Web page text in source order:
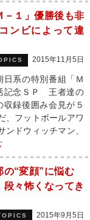
－１」優勝後も非
ンビによって違
2015年11月5日
系の特別番組「Ｍ
記念ＳＰ 王者達の
収録後囲み会見が５
、フットボールアワ
ドウィッチマン、
の“変顔”に悩む
段々怖くなってき
2015年9月5日